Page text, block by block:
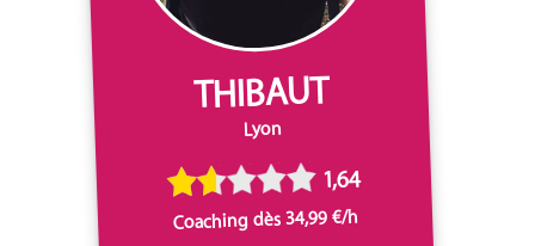
THIBAUT
Lyon
1,64
Coaching dès 34,99 €/h